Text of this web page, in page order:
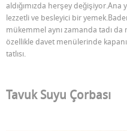
aldığımızda herşey
lezzetli ve besleyici bir
mükemmel aynı zamanda tadı da
özellikle davet menülerinde
tatlısı.
Tavuk Suyu Çorbası